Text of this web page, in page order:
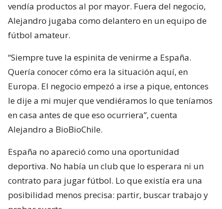
vendía productos al por mayor. Fuera del negocio,
Alejandro jugaba como delantero en un equipo de
fútbol amateur.
“Siempre tuve la espinita de venirme a España.
Quería conocer cómo era la situación aquí, en
Europa. El negocio empezó a irse a pique, entonces
le dije a mi mujer que vendiéramos lo que teníamos
en casa antes de que eso ocurriera”, cuenta
Alejandro a BioBioChile.
España no apareció como una oportunidad
deportiva. No había un club que lo esperara ni un
contrato para jugar fútbol. Lo que existía era una
posibilidad menos precisa: partir, buscar trabajo y